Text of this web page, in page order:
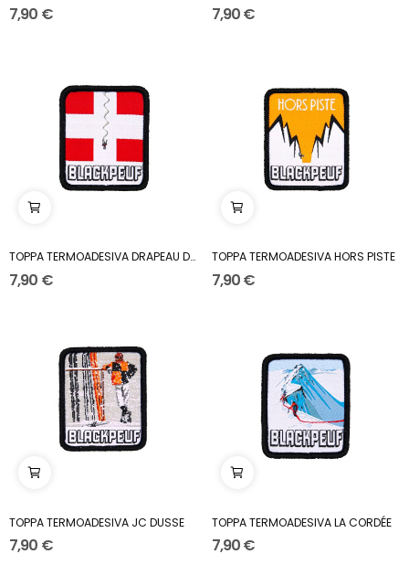
7,90 € 7,90 €
TOPPA TERMOADESIVA DRAPEAU DE SAVOIE
7,90 €
TOPPA TERMOADESIVA HORS PISTE
7,90 €
TOPPA TERMOADESIVA JC DUSSE
7,90 €
TOPPA TERMOADESIVA LA CORDÉE
7,90 €